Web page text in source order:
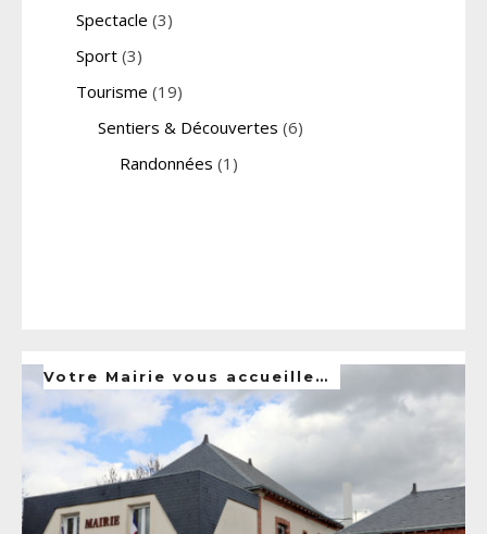
Spectacle (3)
Sport (3)
Tourisme (19)
Sentiers & Découvertes (6)
Randonnées (1)
Votre Mairie vous accueille…